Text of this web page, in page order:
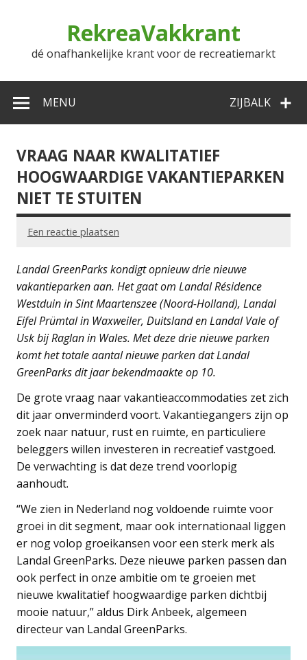
RekreaVakkrant
dé onafhankelijke krant voor de recreatiemarkt
ZIJBALK
MENU
VRAAG NAAR KWALITATIEF
HOOGWAARDIGE VAKANTIEPARKEN
NIET TE STUITEN
Een reactie plaatsen
Landal GreenParks kondigt opnieuw drie nieuwe
vakantieparken aan. Het gaat om Landal Résidence
Westduin in Sint Maartenszee (Noord-Holland), Landal
Eifel Prümtal in Waxweiler, Duitsland en Landal Vale of
Usk bij Raglan in Wales. Met deze drie nieuwe parken
komt het totale aantal nieuwe parken dat Landal
GreenParks dit jaar bekendmaakte op 10.
De grote vraag naar vakantieaccommodaties zet zich
dit jaar onverminderd voort. Vakantiegangers zijn op
zoek naar natuur, rust en ruimte, en particuliere
beleggers willen investeren in recreatief vastgoed.
De verwachting is dat deze trend voorlopig
aanhoudt.
“We zien in Nederland nog voldoende ruimte voor
groei in dit segment, maar ook internationaal liggen
er nog volop groeikansen voor een sterk merk als
Landal GreenParks. Deze nieuwe parken passen dan
ook perfect in onze ambitie om te groeien met
nieuwe kwalitatief hoogwaardige parken dichtbij
mooie natuur,” aldus Dirk Anbeek, algemeen
directeur van Landal GreenParks.